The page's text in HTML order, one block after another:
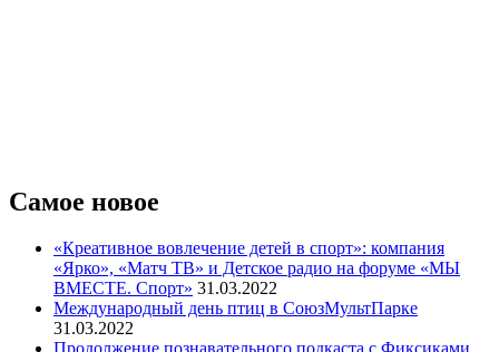
Самое новое
«Креативное вовлечение детей в спорт»: компания
«Ярко», «Матч ТВ» и Детское радио на форуме «МЫ
ВМЕСТЕ. Спорт» 31.03.2022
Международный день птиц в СоюзМультПарке
31.03.2022